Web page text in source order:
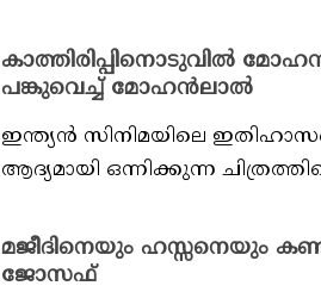
കാത്തിരിപ്പിനൊടുവിൽ
പങ്കുവെച്ച് മോഹൻലാൽ
ഇന്ത്യൻ സിനിമയിലെ
ആദ്യമായി ഒന്നിക്കുന്ന
മജീദിനെയും ഹസ്സനെയും
ജോസഫ്